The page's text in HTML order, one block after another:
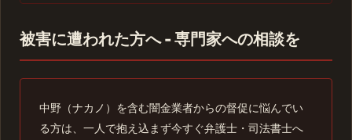
被害に遭われた方へ - 専門家への相談を
中野（ナカノ）を含む闇金業者からの督促に悩んでい
る方は、一人で抱え込まず今すぐ弁護士・司法書士へ